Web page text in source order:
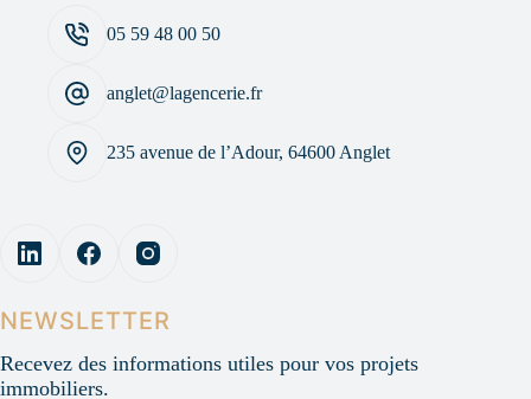
05 59 48 00 50
anglet@lagencerie.fr
235 avenue de l’Adour, 64600 Anglet
NEWSLETTER
Recevez des informations utiles pour vos projets
immobiliers.